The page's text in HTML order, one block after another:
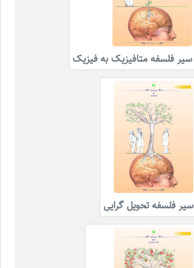
سیر فلسفه متافیزیک به فیزیک
سیر فلسفه تحویل گرایی